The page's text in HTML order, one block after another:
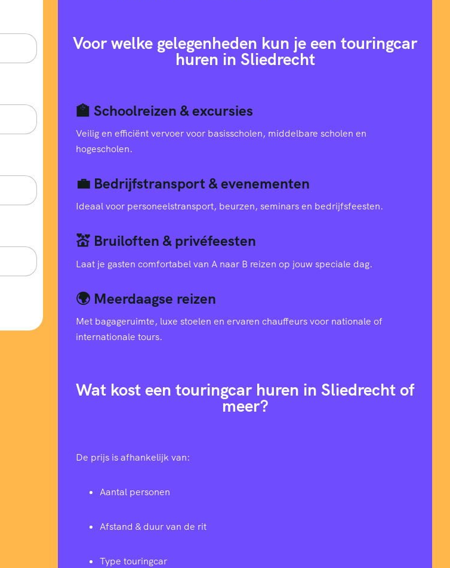
Voor welke gelegenheden kun je een touringcar
huren in Sliedrecht
🏫 Schoolreizen & excursies
Veilig en efficiënt vervoer voor basisscholen, middelbare scholen en
hogescholen.
💼 Bedrijfstransport & evenementen
Ideaal voor personeelstransport, beurzen, seminars en bedrijfsfeesten.
💒 Bruiloften & privéfeesten
Laat je gasten comfortabel van A naar B reizen op jouw speciale dag.
🌍 Meerdaagse reizen
Met bagageruimte, luxe stoelen en ervaren chauffeurs voor nationale of
internationale tours.
Wat kost een touringcar huren in Sliedrecht of
meer?
De prijs is afhankelijk van:
Aantal personen
Afstand & duur van de rit
Type touringcar